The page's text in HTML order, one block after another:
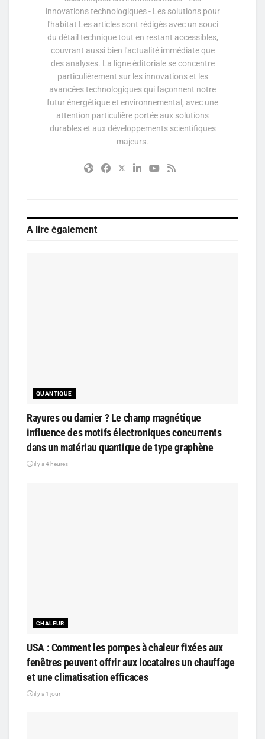
innovations technologiques - Les solutions pour
l'habitat Les articles sont rédigés avec un souci
du détail technique tout en restant accessibles,
couvrant aussi bien l'actualité immédiate que
des analyses. La ligne éditoriale se concentre
particulièrement sur les innovations et les
avancées technologiques qui façonnent notre
futur énergétique et environnemental, avec une
attention particulière portée aux solutions
durables et aux développements scientifiques
majeurs.
A lire également
QUANTIQUE
Rayures ou damier ? Le champ magnétique
influence des motifs électroniques concurrents
dans un matériau quantique de type graphène
il y a 4 heures
CHALEUR
USA : Comment les pompes à chaleur fixées aux
fenêtres peuvent offrir aux locataires un chauffage
et une climatisation efficaces
il y a 1 jour